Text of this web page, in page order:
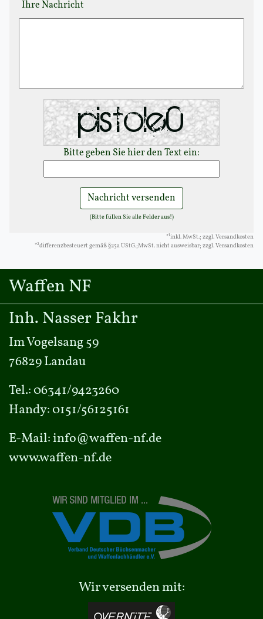
Ihre Nachricht
Bitte geben Sie hier den Text ein:
Nachricht versenden
(Bitte füllen Sie alle Felder aus!)
*1inkl. MwSt.; zzgl. Versandkosten
*2differenzbesteuert gemäß §25a UStG.;MwSt. nicht ausweisbar; zzgl. Versandkosten
Waffen NF
Inh. Nasser Fakhr
Im Vogelsang 59
76829 Landau
Tel.:06341/9423260
Handy:0151/56125161
E-Mail:info@waffen-nf.de
www.waffen-nf.de
Wir versenden mit: